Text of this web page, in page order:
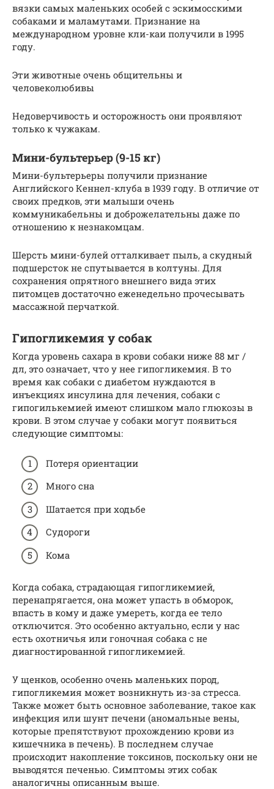
вязки самых маленьких особей с эскимосскими
собаками и маламутами. Признание на
международном уровне кли-каи получили в 1995
году.
Эти животные очень общительны и
человеколюбивы
Недоверчивость и осторожность они проявляют
только к чужакам.
Мини-бультерьер (9-15 кг)
Мини-бультерьеры получили признание
Английского Кеннел-клуба в 1939 году. В отличие от
своих предков, эти малыши очень
коммуникабельны и доброжелательны даже по
отношению к незнакомцам.
Шерсть мини-булей отталкивает пыль, а скудный
подшерсток не спутывается в колтуны. Для
сохранения опрятного внешнего вида этих
питомцев достаточно еженедельно прочесывать
массажной перчаткой.
Гипогликемия у собак
Когда уровень сахара в крови собаки ниже 88 мг /
дл, это означает, что у нее гипогликемия. В то
время как собаки с диабетом нуждаются в
инъекциях инсулина для лечения, собаки с
гипогилькемией имеют слишком мало глюкозы в
крови. В этом случае у собаки могут появиться
следующие симптомы:
Потеря ориентации
Много сна
Шатается при ходьбе
Судороги
Кома
Когда собака, страдающая гипогликемией,
перенапрягается, она может упасть в обморок,
впасть в кому и даже умереть, когда ее тело
отключится. Это особенно актуально, если у нас
есть охотничья или гоночная собака с не
диагностированной гипогликемией.
У щенков, особенно очень маленьких пород,
гипогликемия может возникнуть из-за стресса.
Также может быть основное заболевание, такое как
инфекция или шунт печени (аномальные вены,
которые препятствуют прохождению крови из
кишечника в печень). В последнем случае
происходит накопление токсинов, поскольку они не
выводятся печенью. Симптомы этих собак
аналогичны описанным выше.